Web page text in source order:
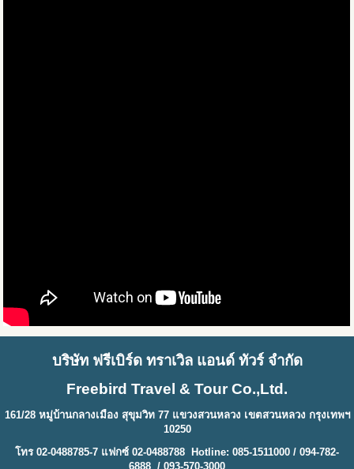
บริษัท ฟรีเบิร์ด ทราเวิล แอนด์ ทัวร์ จำกัด
Freebird Travel & Tour Co.,Ltd.
161/28 หมู่บ้านกลางเมือง สุขุมวิท 77 แขวงสวนหลวง เขตสวนหลวง กรุงเทพฯ
10250
โทร 02-0488785-7 แฟกซ์ 02-0488788 Hotline: 085-1511000 / 094-782-
6888 / 093-570-3000